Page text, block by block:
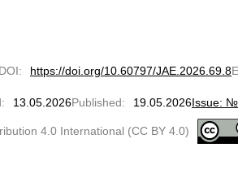
DOI: https://doi.org/10.60797/JAE.2026.69.8
: 13.05.2026Published: 19.05.2026Issue:
4.0 International (CC BY 4.0)